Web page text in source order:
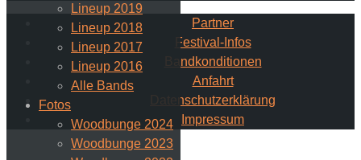
Lineup 2019
Lineup 2018
Lineup 2017
Lineup 2016
Alle Bands
Fotos
Woodbunge 2024
Woodbunge 2023
Partner
Festival-Infos
Bandkonditionen
Anfahrt
Datenschutzerklärung
Impressum